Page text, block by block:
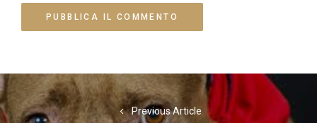
Navigazione
articoli
Previous Article